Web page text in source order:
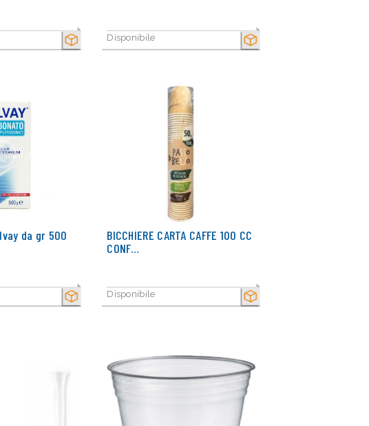
SECCO SECCO
Disponibile
SECCO
da gr 500
SECCO
BICCHIERE CARTA CAFFE 100 CC
CONF…
Disponibile